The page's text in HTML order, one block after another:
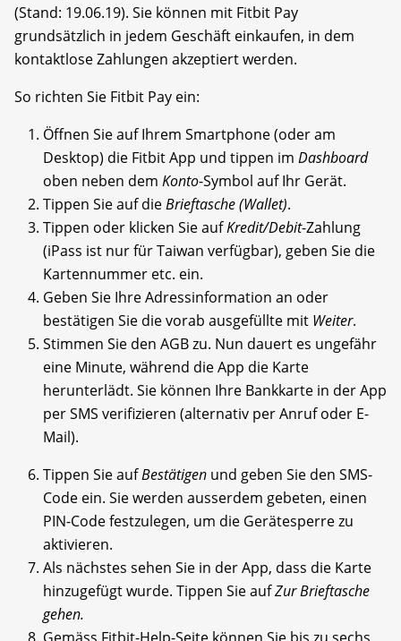
(Stand: 19.06.19). Sie können mit Fitbit Pay
grundsätzlich in jedem Geschäft einkaufen, in dem
kontaktlose Zahlungen akzeptiert werden.
So richten Sie Fitbit Pay ein:
Öffnen Sie auf Ihrem Smartphone (oder am
Desktop) die Fitbit App und tippen im Dashboard
oben neben dem Konto-Symbol auf Ihr Gerät.
Tippen Sie auf dieBrieftasche (Wallet).
Tippen oder klicken Sie aufKredit/Debit-Zahlung
(iPass ist nur für Taiwan verfügbar), geben Sie die
Kartennummer etc. ein.
Geben Sie Ihre Adressinformation an oder
bestätigen Sie die vorab ausgefüllte mit Weiter.
Stimmen Sie den AGB zu. Nun dauert es ungefähr
eine Minute, während die App die Karte
herunterlädt. Sie können Ihre Bankkarte in der App
per SMS verifizieren (alternativ per Anruf oder E-
Mail).
Tippen Sie aufBestätigen und geben Sie den SMS-
Code ein. Sie werden ausserdem gebeten, einen
PIN-Code festzulegen, um die Gerätesperre zu
aktivieren.
Als nächstes sehen Sie in der App, dass die Karte
hinzugefügt wurde. Tippen Sie aufZur Brieftasche
gehen.